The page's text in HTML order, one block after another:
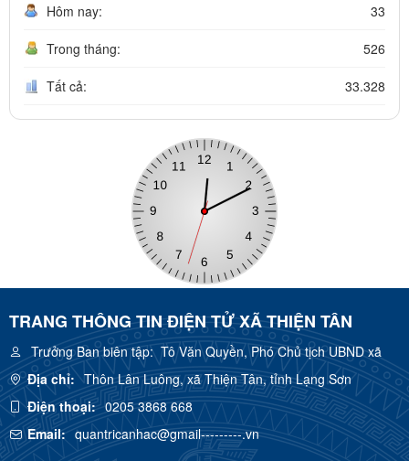
Hôm nay: 33
Trong tháng: 526
Tất cả: 33.328
TRANG THÔNG TIN ĐIỆN TỬ XÃ THIỆN TÂN
Trưởng Ban biên tập:Tô Văn Quyền, Phó Chủ tịch UBND xã
Địa chỉ: Thôn Lân Luông, xã Thiện Tân, tỉnh Lạng Sơn
Điện thoại: 0205 3868 668
Email: quantricanhac@gmail---------.vn